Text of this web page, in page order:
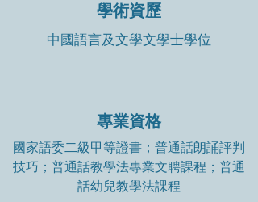
學術資歷
中國語言及文學文學士學位
專業資格
國家語委二級甲等證書；普通話朗誦評判
技巧；普通話教學法專業文聘課程；普通
話幼兒教學法課程